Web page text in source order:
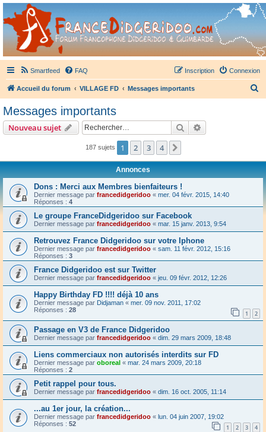
France Didgeridoo
Didgeridoo et Guimbarde sur France Didgeridoo - retrouvez la communauté.
Smartfeed FAQ Connexion
Inscription
Accueil du forum VILLAGE FD Messages importants
r
Messages importants
Nouveau sujet Rechercher
187 sujets 1 2 3 4
Annonces
Dons : Merci aux Membres bienfaiteurs !
Dernier message par francedidgeridoo « mer. 04 févr. 2015, 14:40
Réponses : 4
Le groupe FranceDidgeridoo sur Facebook
Dernier message par francedidgeridoo « mar. 15 janv. 2013, 9:54
Retrouvez France Didgeridoo sur votre Iphone
Dernier message par francedidgeridoo « sam. 11 févr. 2012, 15:16
Réponses : 3
France Didgeridoo est sur Twitter
Dernier message par francedidgeridoo « jeu. 09 févr. 2012, 12:26
Happy Birthday FD !!!! déjà 10 ans
Dernier message par Didjaman « mer. 09 nov. 2011, 17:02
Réponses : 28 1 2
Passage en V3 de France Didgeridoo
Dernier message par francedidgeridoo « dim. 29 mars 2009, 18:48
Liens commerciaux non autorisés interdits sur FD
Dernier message par oboreal « mar. 24 mars 2009, 20:18
Réponses : 2
Petit rappel pour tous.
Dernier message par francedidgeridoo « dim. 16 oct. 2005, 11:14
...au 1er jour, la création...
Dernier message par francedidgeridoo « lun. 04 juin 2007, 19:02
Réponses : 52 1 2 3 4